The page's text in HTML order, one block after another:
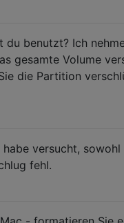
du benutzt? Ich
gesamte Volume
die Partition
versucht,
fehl.